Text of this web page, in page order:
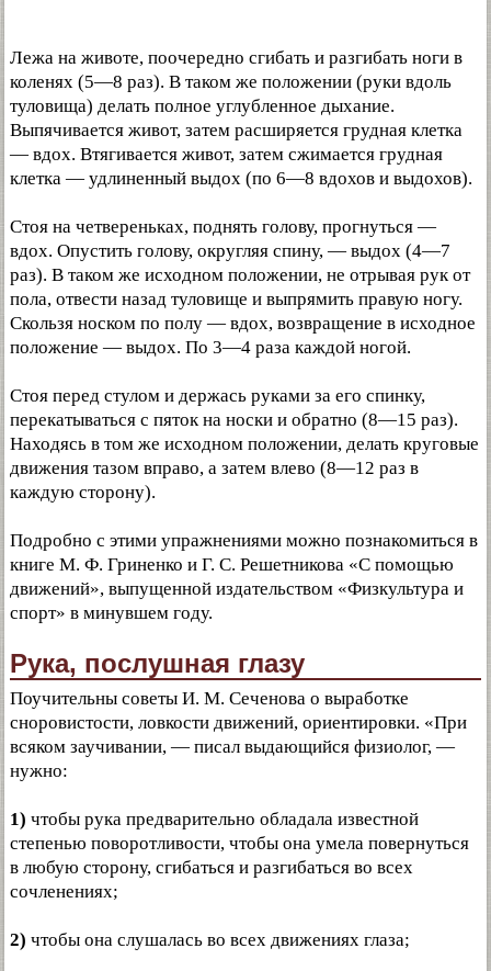
Лежа на животе, поочередно сгибать и разгибать ноги в
коленях (5—8 раз). В таком же положении (руки вдоль
туловища) делать полное углубленное дыхание.
Выпячивается живот, затем расширяется грудная клетка
— вдох. Втягивается живот, затем сжимается грудная
клетка — удлиненный выдох (по 6—8 вдохов и выдохов).
Стоя на четвереньках, поднять голову, прогнуться —
вдох. Опустить голову, округляя спину, — выдох (4—7
раз). В таком же исходном положении, не отрывая рук от
пола, отвести назад туловище и выпрямить правую ногу.
Скользя носком по полу — вдох, возвращение в исходное
положение — выдох. По 3—4 раза каждой ногой.
Стоя перед стулом и держась руками за его спинку,
перекатываться с пяток на носки и обратно (8—15 раз).
Находясь в том же исходном положении, делать круговые
движения тазом вправо, а затем влево (8—12 раз в
каждую сторону).
Подробно с этими упражнениями можно познакомиться в
книге М. Ф. Гриненко и Г. С. Решетникова «С помощью
движений», выпущенной издательством «Физкультура и
спорт» в минувшем году.
Рука, послушная глазу
Поучительны советы И. М. Сеченова о выработке
сноровистости, ловкости движений, ориентировки. «При
всяком заучивании, — писал выдающийся физиолог, —
нужно:
1) чтобы рука предварительно обладала известной
степенью поворотливости, чтобы она умела повернуться
в любую сторону, сгибаться и разгибаться во всех
сочленениях;
2) чтобы она слушалась во всех движениях глаза;